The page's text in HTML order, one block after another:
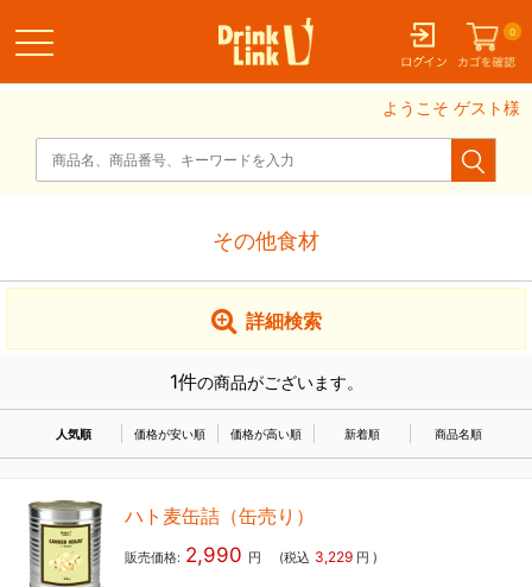
0
ゲスト様
その他食材
詳細検索
1件の商品がございます。
人気順 価格が安い順 価格が高い順 新着順 商品名順
ハト麦缶詰（缶売り）
販売価格: 2,990 円 (税込 3,229 円 )